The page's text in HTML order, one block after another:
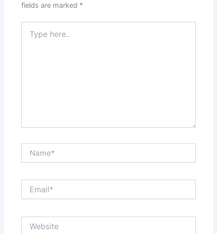
fields are marked *
here..